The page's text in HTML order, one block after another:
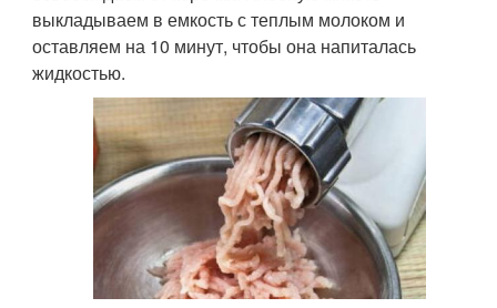
выкладываем в емкость с теплым молоком и
оставляем на 10 минут, чтобы она напиталась
жидкостью.